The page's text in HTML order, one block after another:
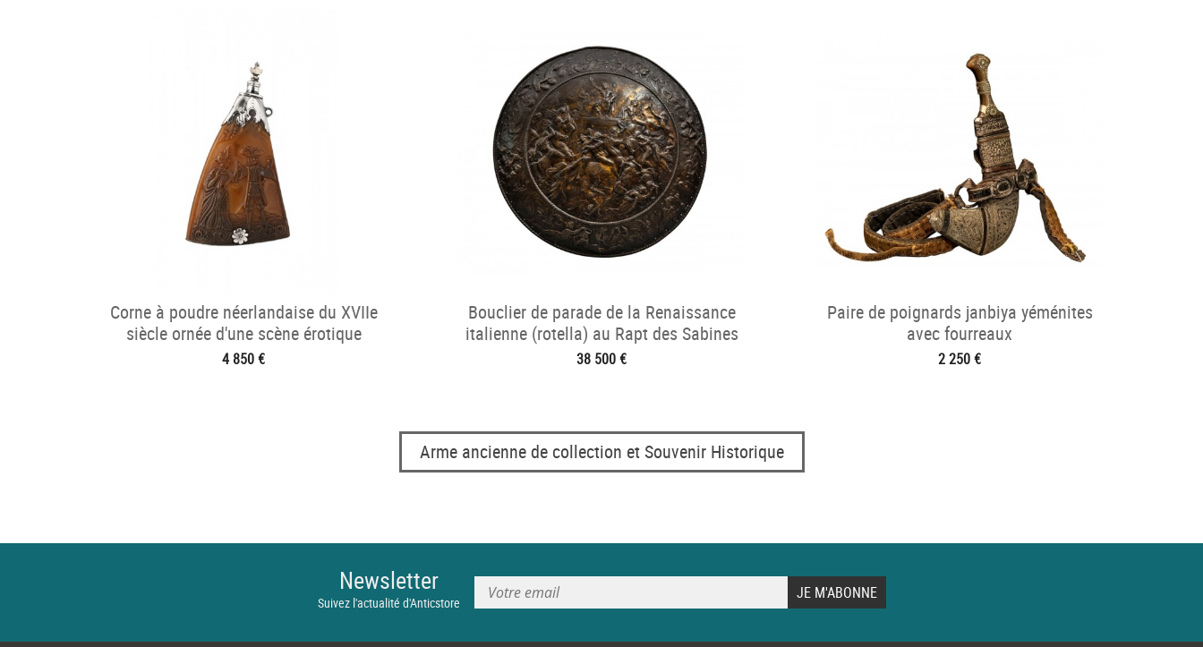
Corne à poudre néerlandaise du XVIIe
siècle ornée d'une scène érotique
4 850 €
Bouclier de parade de la Renaissance
italienne (rotella) au Rapt des Sabines
38 500 €
Paire de poignards janbiya yéménites
avec fourreaux
2 250 €
Arme ancienne de collection et Souvenir Historique
Newsletter
Suivez l'actualité d'Anticstore